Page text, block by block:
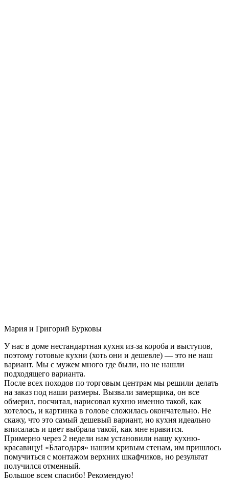
Мария и Григорий Бурковы
У нас в доме нестандартная кухня из-за короба и выступов,
поэтому готовые кухни (хоть они и дешевле) — это не наш
вариант. Мы с мужем много где были, но не нашли
подходящего варианта.
После всех походов по торговым центрам мы решили делать
на заказ под наши размеры. Вызвали замерщика, он все
обмерил, посчитал, нарисовал кухню именно такой, как
хотелось, и картинка в голове сложилась окончательно. Не
скажу, что это самый дешевый вариант, но кухня идеально
вписалась и цвет выбрала такой, как мне нравится.
Примерно через 2 недели нам установили нашу кухню-
красавицу! «Благодаря» нашим кривым стенам, им пришлось
помучиться с монтажом верхних шкафчиков, но результат
получился отменный.
Большое всем спасибо! Рекомендую!